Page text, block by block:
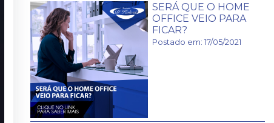
SERÁ QUE O HOME
OFFICE VEIO PARA
FICAR?
Postado em: 17/05/2021